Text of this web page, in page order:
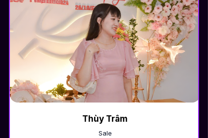
Thùy Trâm
Sale